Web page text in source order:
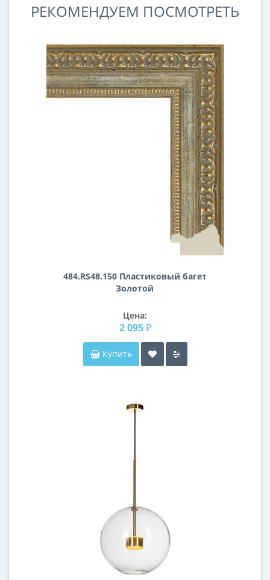
РЕКОМЕНДУЕМ ПОСМОТРЕТЬ
484.RS48.150 Пластиковый багет
Золотой
Цена:
2 095 ₽
Купить